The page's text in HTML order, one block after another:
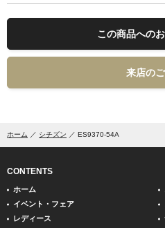
この商品への
来店の
ホーム シチズン ES9370-54A
CONTENTS
ホーム
イベント・フェア
レディース